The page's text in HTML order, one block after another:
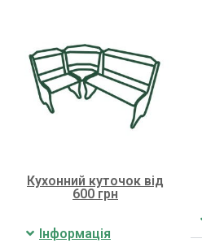
Кухонний куточок від
600 грн
Інформація